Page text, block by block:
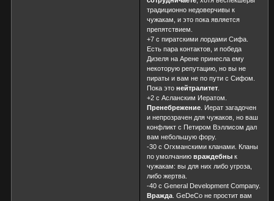
традиционно недоверчивы к
чужакам, и это пока является
препятствием.
+7 c пиратскими лордами Сифа.
Есть пара контактов, и победа
Дизеля на Арене принесла ему
некоторую репутацию, но вы не
пираты и вам не по пути с Сифом.
Пока этонейтралитет
+2 с Асланским Иератом.
Пренебрежение . Иерат загадочен
и непрозрачен для чужаков, но ваш
конфликт с Петиром Вэллисом дал
вам небольшую фору.
-30 c Огхманскими кланами. Кланы
по умолчаниювраждебны к
чужакам: вы для них либо угроза,
либо жертва.
-40 с General Development Company.
Вражда . GeDeCo не простит вам